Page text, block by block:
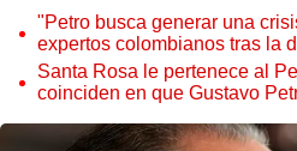
"Petro busca generar una
expertos colombianos tras la
territorio
Santa Rosa le pertenece al
coinciden en que Gustavo